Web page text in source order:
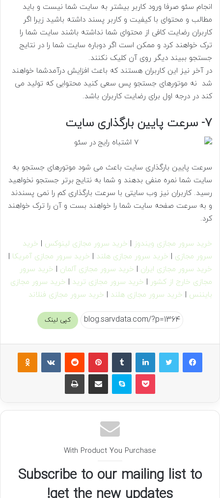
انجام سئو صرفا ورود کاربر بیشتر به سایت شما نیست و باید
مطالب و محتوای با کیفیت و کاربر پسند داشته باشید زیرا اگر
کاربران رضایت کافی از محتوای شما نداشته باشند سایت شما را
ترک خواهند کرد و ممکن است اگر دوباره سایت شما را در نتایج
جستجو ببیند دیگر روی آن کلیک نکنند.
در آخر نیز این کاربران هستند که باعث افزایش درآمدشما خواهند
شد نه موتورهای جستجو پس سعی کنید محتوایی که تولید می
کند در درجه اول برای رضایت کاربران باشد.
7- سرعت پایین بارگذاری سایت
سرعت پایین بارگذاری سایت باعث می شود موتورهای جستجو به
سایت شما نمره منفی بدهند و شما به نتایج برتر جستجو نخواهید
رسید. کاربران نیز وب سایتی با سرعت بارگذاری کم را نمی پسندند
و به سرعت صفحه سایت شما را خواهند بست و آن را ترک خواهند
کرد.
خرید سرور مجازی ویندوز | خرید سرور مجازی لینوکس | خرید
سرور مجازی | خرید سرور مجازی هلند | خرید سرور مجازی آمریکا |
خرید سرور مجازی ایران | خرید سرور مجازی آلمان | خرید سرور
مجازی خارج از کشور | خرید سرور مجازی ترید | خرید سرور مجازی
بایننس | خرید سرور مجازی هلند | خرید سرور مجازی فنلاند
کپی لینک
فیسبوک لینکداین پینتریست
پاکت اسکایپ چاپ
With Product You Purchase
Subscribe to our mailing list to